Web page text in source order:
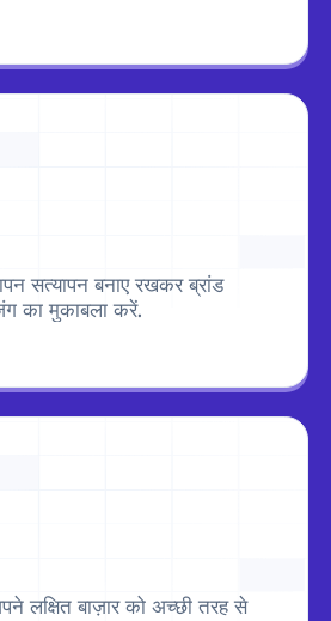
सत्यापन बनाए रखकर ब्रांड
का मुकाबला करें.
लक्षित बाज़ार को अच्छी तरह से